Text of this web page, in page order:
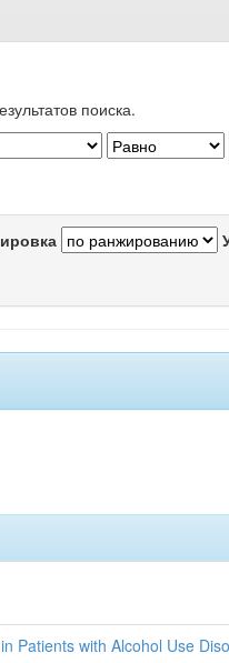
поиска.
Patients with Alcohol Use